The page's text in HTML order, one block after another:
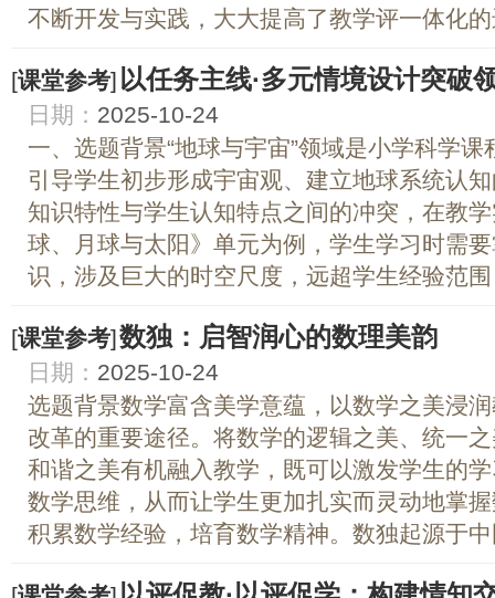
不断开发与实践，大大提高了教学评一体化
[课堂参考] 以任务主线·多元情境设计突破
日期： 2025-10-24
一、选题背景“地球与宇宙”领域是小学科学
引导学生初步形成宇宙观、建立地球系统认
知识特性与学生认知特点之间的冲突，在教
球、月球与太阳》单元为例，学生学习时需
识，涉及巨大的时空尺度，远超学生经验范
[课堂参考]数独：启智润心的数理美韵
日期： 2025-10-24
选题背景数学富含美学意蕴，以数学之美浸
改革的重要途径。将数学的逻辑之美、统一
和谐之美有机融入教学，既可以激发学生的
数学思维，从而让学生更加扎实而灵动地掌
积累数学经验，培育数学精神。数独起源于